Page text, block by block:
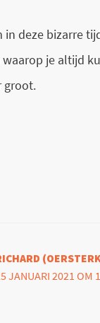
deze bizarre
je altijd
groot.
JANUARI 2021 OM